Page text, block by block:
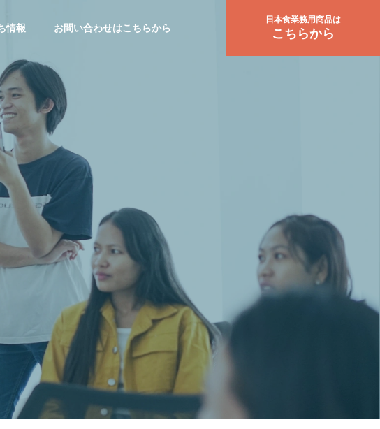
日本食業務用商品は
こちらから
情報 お問い合わせはこちらから
CREATIVE PRODUCTION
エコリン
一号店O
カンボジア「.com.kh」ド
メイン登録の新たなルール
について
「運ぶだけ
い。伝えて
広がる。」
ドをカンボ